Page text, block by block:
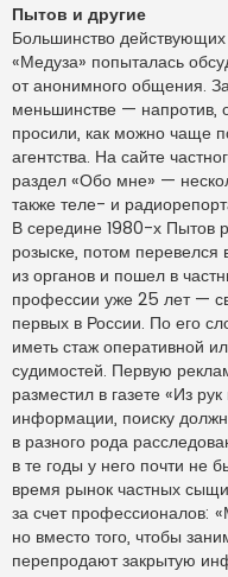
Пытов и другие
Большинство действующих
«Медуза» попыталась
от анонимного общения.
меньшинстве — напротив,
просили, как можно чаще
агентства. На сайте
раздел «Обо мне» —
также теле- и
В середине 1980-х Пытов
розыске, потом перевелся
из органов и пошел в
профессии уже 25 лет —
первых в России. По его
иметь стаж оперативной
судимостей. Первую
разместил в газете «Из
информации, поиску
в разного рода
в те годы у него почти не
время рынок частных
за счет профессионалов:
но вместо того, чтобы
перепродают закрытую